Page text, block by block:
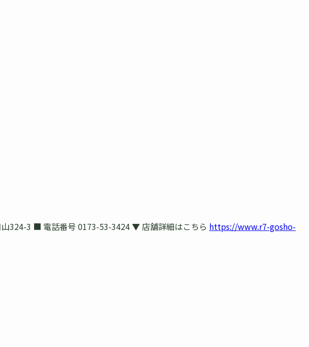
324-3 ■ 電話番号 0173-53-3424 ▼ 店舗詳細はこちら https://www.r7-gosho-